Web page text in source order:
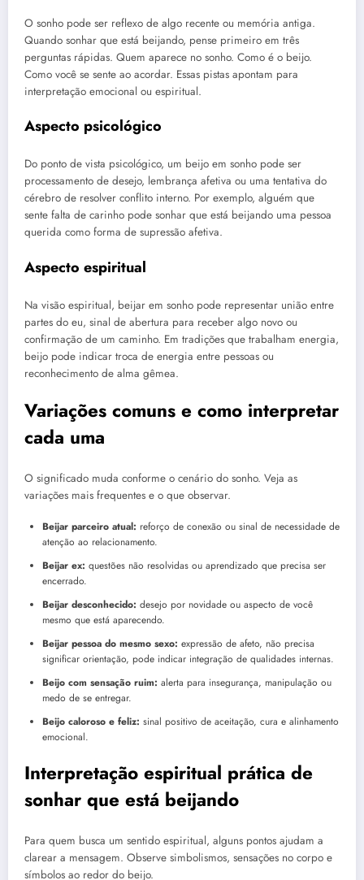
O sonho pode ser reflexo de algo recente ou memória antiga.
Quando sonhar que está beijando, pense primeiro em três
perguntas rápidas. Quem aparece no sonho. Como é o beijo.
Como você se sente ao acordar. Essas pistas apontam para
interpretação emocional ou espiritual.
Aspecto psicológico
Do ponto de vista psicológico, um beijo em sonho pode ser
processamento de desejo, lembrança afetiva ou uma tentativa do
cérebro de resolver conflito interno. Por exemplo, alguém que
sente falta de carinho pode sonhar que está beijando uma pessoa
querida como forma de supressão afetiva.
Aspecto espiritual
Na visão espiritual, beijar em sonho pode representar união entre
partes do eu, sinal de abertura para receber algo novo ou
confirmação de um caminho. Em tradições que trabalham energia,
beijo pode indicar troca de energia entre pessoas ou
reconhecimento de alma gêmea.
Variações comuns e como interpretar
cada uma
O significado muda conforme o cenário do sonho. Veja as
variações mais frequentes e o que observar.
Beijar parceiro atual: reforço de conexão ou sinal de necessidade de
atenção ao relacionamento.
Beijar ex: questões não resolvidas ou aprendizado que precisa ser
encerrado.
Beijar desconhecido: desejo por novidade ou aspecto de você
mesmo que está aparecendo.
Beijar pessoa do mesmo sexo: expressão de afeto, não precisa
significar orientação, pode indicar integração de qualidades internas.
Beijo com sensação ruim: alerta para insegurança, manipulação ou
medo de se entregar.
Beijo caloroso e feliz: sinal positivo de aceitação, cura e alinhamento
emocional.
Interpretação espiritual prática de
sonhar que está beijando
Para quem busca um sentido espiritual, alguns pontos ajudam a
clarear a mensagem. Observe simbolismos, sensações no corpo e
símbolos ao redor do beijo.